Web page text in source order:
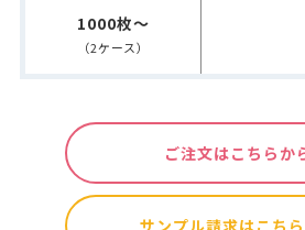
1000枚～
（2ケース）
ご注文はこちらか